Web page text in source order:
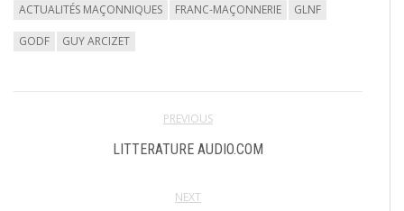
ACTUALITÉS MAÇONNIQUES FRANC-MAÇONNERIE GLNF
GODF GUY ARCIZET
PREVIOUS
LITTERATURE AUDIO.COM
NEXT